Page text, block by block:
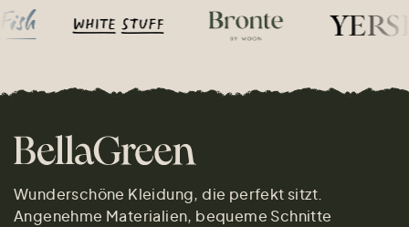
Wunderschöne Kleidung, die perfekt sitzt.
Angenehme Materialien, bequeme Schnitte